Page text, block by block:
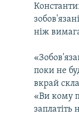
ніж
поки не
вкрай
«Ви кому
заплатіть